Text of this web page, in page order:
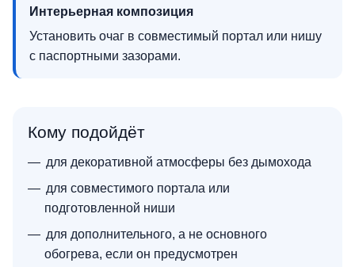
Интерьерная композиция
Установить очаг в совместимый портал или нишу
с паспортными зазорами.
Кому подойдёт
для декоративной атмосферы без дымохода
для совместимого портала или
подготовленной ниши
для дополнительного, а не основного
обогрева, если он предусмотрен